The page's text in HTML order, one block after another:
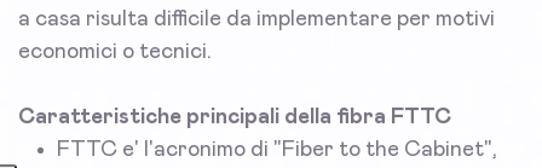
a casa risulta difficile da implementare per motivi
economici o tecnici.
Caratteristiche principali della fibra FTTC
FTTC e' l'acronimo di "Fiber to the Cabinet",